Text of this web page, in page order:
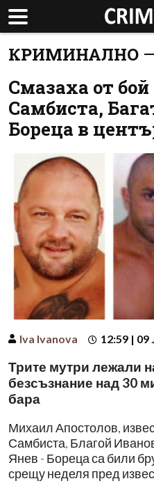
КРИМИНАЛНО
Смазаха от
Самбиста,
Бореца в
Iva Ivanova 12:59 | 09
Трите мутри лежали
безсъзнание над 30
бара
Михаил Апостолов,
Самбиста, Благой
Янев - Бореца са били
срещу неделя пред